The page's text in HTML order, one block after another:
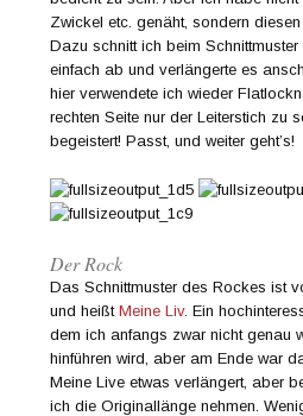
Zwickel etc. genäht, sondern
Dazu schnitt ich beim
einfach ab und verlängerte es
hier verwendete ich wieder
rechten Seite nur der Leiterstich zu
begeistert! Passt, und weiter geht’s!
Der Rock
Das Schnittmuster des Rockes ist
und heißtMeine Liv. Ein
dem ich anfangs zwar nicht genau
hinführen wird, aber am Ende war
Meine Live etwas verlängert, aber
ich die Originallänge nehmen.